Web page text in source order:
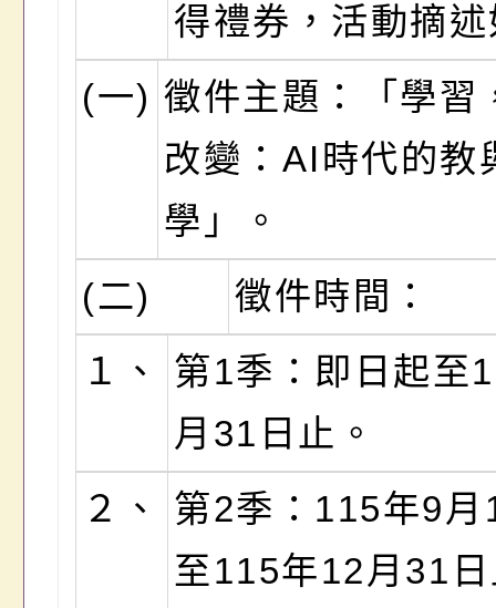
得禮券，活動摘
(一) 徵件主題：「學習
改變：AI時代的教
學」。
(二)
徵件時間：
１、
第1季：即日起至
月31日止。
２、
第2季：115年9月
至115年12月31